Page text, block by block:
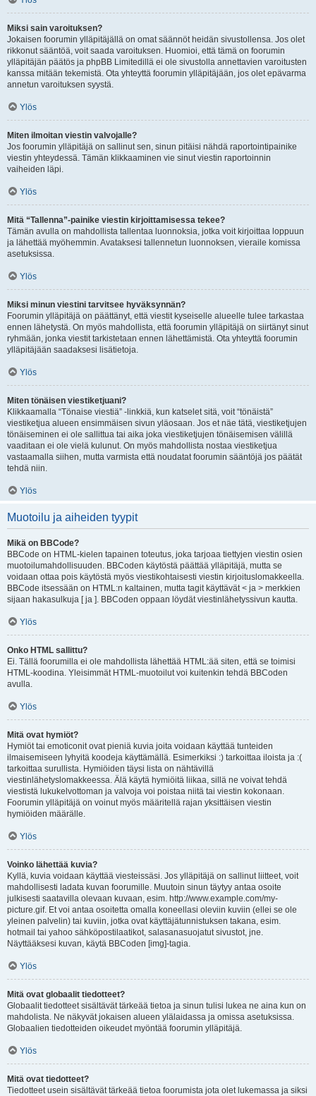
Miksi sain varoituksen?
Jokaisen foorumin ylläpitäjällä on omat säännöt heidän sivustollensa. Jos olet
rikkonut sääntöä, voit saada varoituksen. Huomioi, että tämä on foorumin
ylläpitäjän päätös ja phpBB Limitedillä ei ole sivustolla annettavien varoitusten
kanssa mitään tekemistä. Ota yhteyttä foorumin ylläpitäjään, jos olet epävarma
annetun varoituksen syystä.
Ylös
Miten ilmoitan viestin valvojalle?
Jos foorumin ylläpitäjä on sallinut sen, sinun pitäisi nähdä raportointipainike
viestin yhteydessä. Tämän klikkaaminen vie sinut viestin raportoinnin
vaiheiden läpi.
Ylös
Mitä “Tallenna”-painike viestin kirjoittamisessa tekee?
Tämän avulla on mahdollista tallentaa luonnoksia, jotka voit kirjoittaa loppuun
ja lähettää myöhemmin. Avataksesi tallennetun luonnoksen, vieraile komissa
asetuksissa.
Ylös
Miksi minun viestini tarvitsee hyväksynnän?
Foorumin ylläpitäjä on päättänyt, että viestit kyseiselle alueelle tulee tarkastaa
ennen lähetystä. On myös mahdollista, että foorumin ylläpitäjä on siirtänyt sinut
ryhmään, jonka viestit tarkistetaan ennen lähettämistä. Ota yhteyttä foorumin
ylläpitäjään saadaksesi lisätietoja.
Ylös
Miten tönäisen viestiketjuani?
Klikkaamalla “Tönaise viestiä” -linkkiä, kun katselet sitä, voit “tönäistä”
viestiketjua alueen ensimmäisen sivun yläosaan. Jos et näe tätä, viestiketjujen
tönäiseminen ei ole sallittua tai aika joka viestiketjujen tönäisemisen välillä
vaaditaan ei ole vielä kulunut. On myös mahdollista nostaa viestiketjua
vastaamalla siihen, mutta varmista että noudatat foorumin sääntöjä jos päätät
tehdä niin.
Ylös
Muotoilu ja aiheiden tyypit
Mikä on BBCode?
BBCode on HTML-kielen tapainen toteutus, joka tarjoaa tiettyjen viestin osien
muotoilumahdollisuuden. BBCoden käytöstä päättää ylläpitäjä, mutta se
voidaan ottaa pois käytöstä myös viestikohtaisesti viestin kirjoituslomakkeella.
BBCode itsessään on HTML:n kaltainen, mutta tagit käyttävät < ja > merkkien
sijaan hakasulkuja [ ja ]. BBCoden oppaan löydät viestinlähetyssivun kautta.
Ylös
Onko HTML sallittu?
Ei. Tällä foorumilla ei ole mahdollista lähettää HTML:ää siten, että se toimisi
HTML-koodina. Yleisimmät HTML-muotoilut voi kuitenkin tehdä BBCoden
avulla.
Ylös
Mitä ovat hymiöt?
Hymiöt tai emoticonit ovat pieniä kuvia joita voidaan käyttää tunteiden
ilmaisemiseen lyhyitä koodeja käyttämällä. Esimerkiksi :) tarkoittaa iloista ja :(
tarkoittaa surullista. Hymiöiden täysi lista on nähtävillä
viestinlähetyslomakkeessa. Älä käytä hymiöitä liikaa, sillä ne voivat tehdä
viestistä lukukelvottoman ja valvoja voi poistaa niitä tai viestin kokonaan.
Foorumin ylläpitäjä on voinut myös määritellä rajan yksittäisen viestin
hymiöiden määrälle.
Ylös
Voinko lähettää kuvia?
Kyllä, kuvia voidaan käyttää viesteissäsi. Jos ylläpitäjä on sallinut liitteet, voit
mahdollisesti ladata kuvan foorumille. Muutoin sinun täytyy antaa osoite
julkisesti saatavilla olevaan kuvaan, esim. http://www.example.com/my-
picture.gif. Et voi antaa osoitetta omalla koneellasi oleviin kuviin (ellei se ole
yleinen palvelin) tai kuviin, jotka ovat käyttäjätunnistuksen takana, esim.
hotmail tai yahoo sähköpostilaatikot, salasanasuojatut sivustot, jne.
Näyttääksesi kuvan, käytä BBCoden [img]-tagia.
Ylös
Mitä ovat globaalit tiedotteet?
Globaalit tiedotteet sisältävät tärkeää tietoa ja sinun tulisi lukea ne aina kun on
mahdolista. Ne näkyvät jokaisen alueen ylälaidassa ja omissa asetuksissa.
Globaalien tiedotteiden oikeudet myöntää foorumin ylläpitäjä.
Ylös
Mitä ovat tiedotteet?
Tiedotteet usein sisältävät tärkeää tietoa foorumista jota olet lukemassa ja siksi